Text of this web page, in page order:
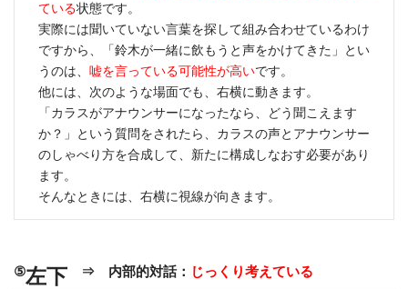
ている状態です。
実際には聞いていない言葉を探して組み合わせているわけ
ですから、「鈴木が一緒に飲もうと声をかけてきた」とい
うのは、 嘘を言っている可能性が高いです。
他には、次のような場面でも、右横に動きます。
「カラスがアナウンサーになったなら、どう聞こえます
か？」という質問をされたら、カラスの声とアナウンサー
のしゃべり方を合成して、新たに構成しなおす必要があり
ます。
そんなときには、右横に視線が向きます。
⑤左下 ⇒ 内部的対話： じっくり考えている